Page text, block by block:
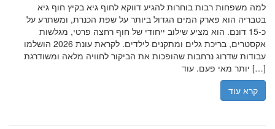
למה משפחות רבות בוחרות להגיע דווקא לחוף גיא בקיץ חוף גיא
בטבריה הוא פארק המים הגדול ביותר על שפת הכנרת, ומשתרע על
כ-15 דונם. הוא מציע שילוב ייחודי של חוף רחצה פרטי, מגלשות
אקסטרים, בריכת גלים ומתקנים לילדים. לקראת עונת 2026 הושלמו
עבודות שדרוג נרחבות שהופכות את הביקור לחוויה מלאה ומשודרגת
יותר מאי פעם. עוד […]
קרא עוד